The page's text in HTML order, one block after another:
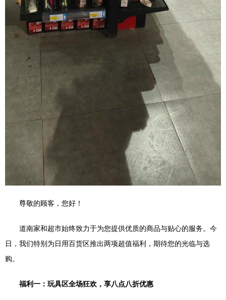
尊敬的顾客，您好！
道南家和超市始终致力于为您提供优质的商品与贴心的服务。今
日，我们特别为日用百货区推出两项超值福利，期待您的光临与选
购。
福利一：玩具区全场狂欢，享八点八折优惠